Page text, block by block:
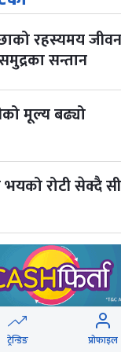
21, 2027
22, 2027
रहस्यमय
सन्तान
मूल्य बढ्यो
रोटी सेक्दै
दायाँबायाँका
बिन्दु बढाइँदै
ट्रेन्डिङ प्रोफाइल